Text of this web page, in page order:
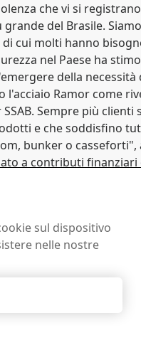
che vi si
grande del Brasile.
cui molti hanno
nel Paese ha
della
l'acciaio Ramor come
Sempre più
e che soddisfino
bunker o casseforti",
a contributi
a differenza del Brasile.
e raggiungerà città
e
fisiche e giuridiche.
sul dispositivo
nelle nostre